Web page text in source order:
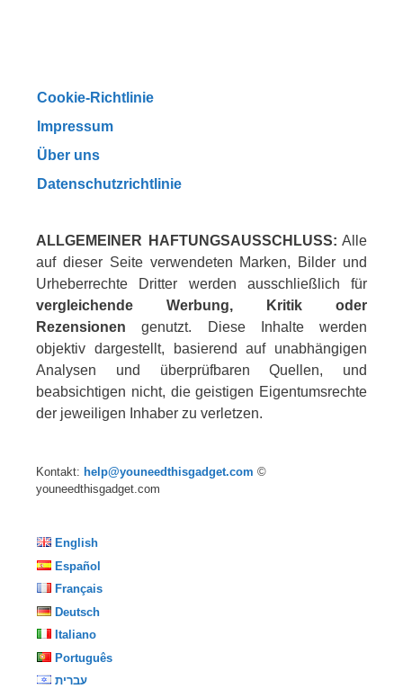
Cookie-Richtlinie
Impressum
Über uns
Datenschutzrichtlinie
ALLGEMEINER HAFTUNGSAUSSCHLUSS: Alle
auf dieser Seite verwendeten Marken, Bilder und
Urheberrechte Dritter werden ausschließlich für
vergleichende Werbung, Kritik oder
Rezensionen genutzt. Diese Inhalte werden
objektiv dargestellt, basierend auf unabhängigen
Analysen und überprüfbaren Quellen, und
beabsichtigen nicht, die geistigen Eigentumsrechte
der jeweiligen Inhaber zu verletzen.
Kontakt: help@youneedthisgadget.com ©
youneedthisgadget.com
English
Español
Français
Deutsch
Italiano
Português
עברית